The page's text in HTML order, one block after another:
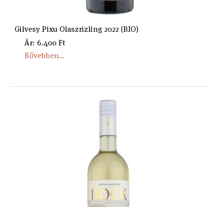
Gilvesy Pixu Olaszrizling 2022 (BIO)
Ár: 6.400 Ft
Bővebben...